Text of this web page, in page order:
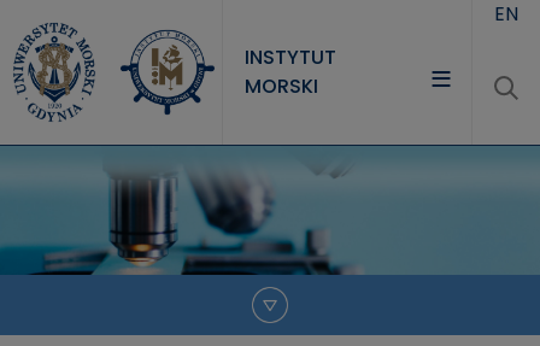
INSTYTUT
MORSKI
NAUKA
EN